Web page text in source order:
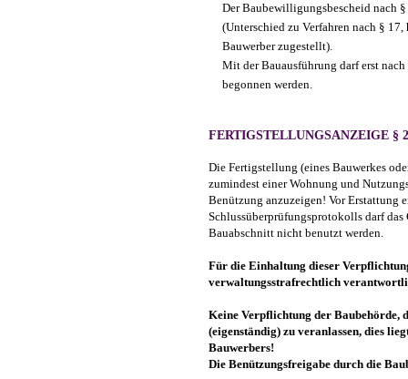
Der Baubewilligungsbescheid nach
(Unterschied zu Verfahren nach §
Bauwerber zugestellt).
Mit der Bauausführung darf erst
begonnen werden.
FERTIGSTELLUNGSANZEIGE §
Die Fertigstellung (eines Bauwerkes
zumindest einer Wohnung und
Benützung anzuzeigen! Vor Erstattung
Schlussüberprüfungsprotokolls darf das
Bauabschnitt nicht benutzt werden.
Für die Einhaltung dieser
verwaltungsstrafrechtlich
Keine Verpflichtung der Baubehörde,
(eigenständig) zu veranlassen, dies
Bauwerbers!
Die Benützungsfreigabe durch die